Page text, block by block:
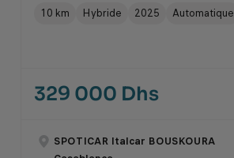
10 km Hybride 2025 Automatique
329 000 Dhs
SPOTICAR Italcar BOUSKOURA